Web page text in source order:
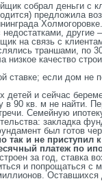
собрал деньги с
предложила
недостатками,
на связь с
траншами, по
низкое качество
ставке; если дом не
детей и сейчас
в 90 кв. м не найти.
Семейную
закладка
был готов
так и не приступил
платеж по
за год, ставка
и попрощаться с
Оставшихся